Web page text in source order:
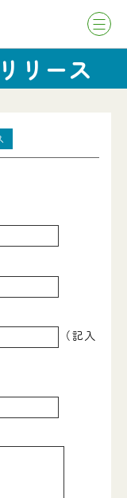
リース
（記入